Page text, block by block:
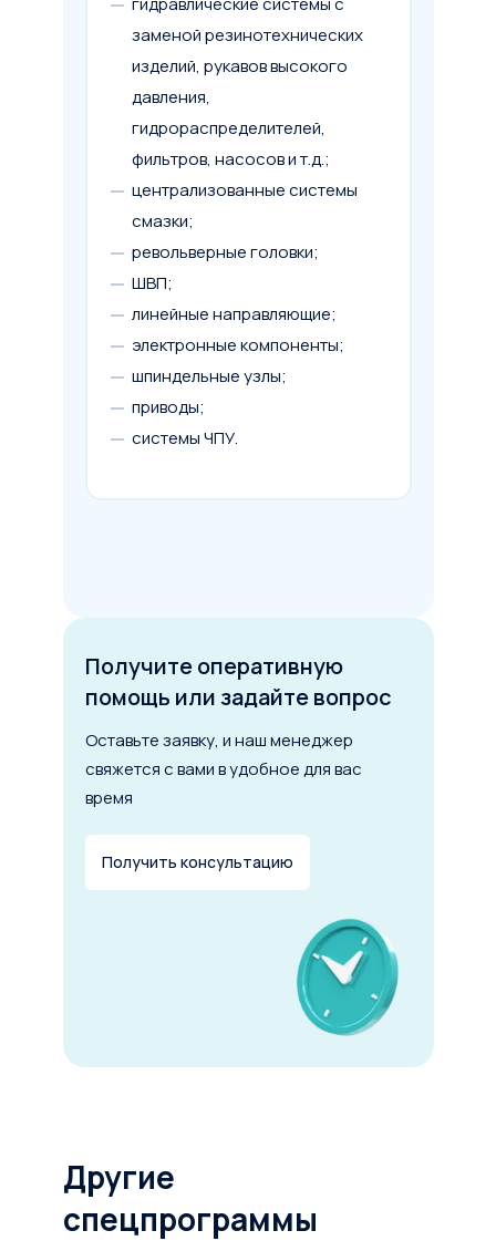
заменой резинотехнических
изделий, рукавов высокого
давления,
гидрораспределителей,
фильтров, насосов и т.д.;
централизованные системы
смазки;
револьверные головки;
ШВП;
линейные направляющие;
электронные компоненты;
шпиндельные узлы;
приводы;
системы ЧПУ.
Получите оперативную
помощь или задайте вопрос
Оставьте заявку, и наш менеджер
свяжется с вами в удобное для вас
время
Получить консультацию
Другие
спецпрограммы